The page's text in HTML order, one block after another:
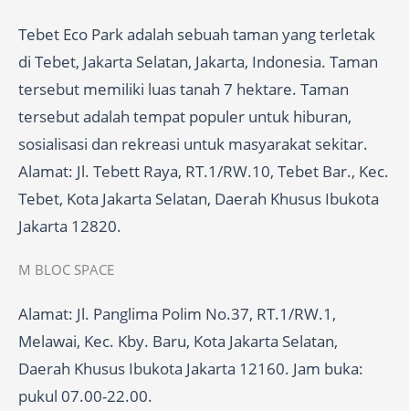
Tebet Eco Park adalah sebuah taman yang terletak
di Tebet, Jakarta Selatan, Jakarta, Indonesia. Taman
tersebut memiliki luas tanah 7 hektare. Taman
tersebut adalah tempat populer untuk hiburan,
sosialisasi dan rekreasi untuk masyarakat sekitar.
Alamat: Jl. Tebett Raya, RT.1/RW.10, Tebet Bar., Kec.
Tebet, Kota Jakarta Selatan, Daerah Khusus Ibukota
Jakarta 12820.
M BLOC SPACE
Alamat: Jl. Panglima Polim No.37, RT.1/RW.1,
Melawai, Kec. Kby. Baru, Kota Jakarta Selatan,
Daerah Khusus Ibukota Jakarta 12160. Jam buka:
pukul 07.00-22.00.